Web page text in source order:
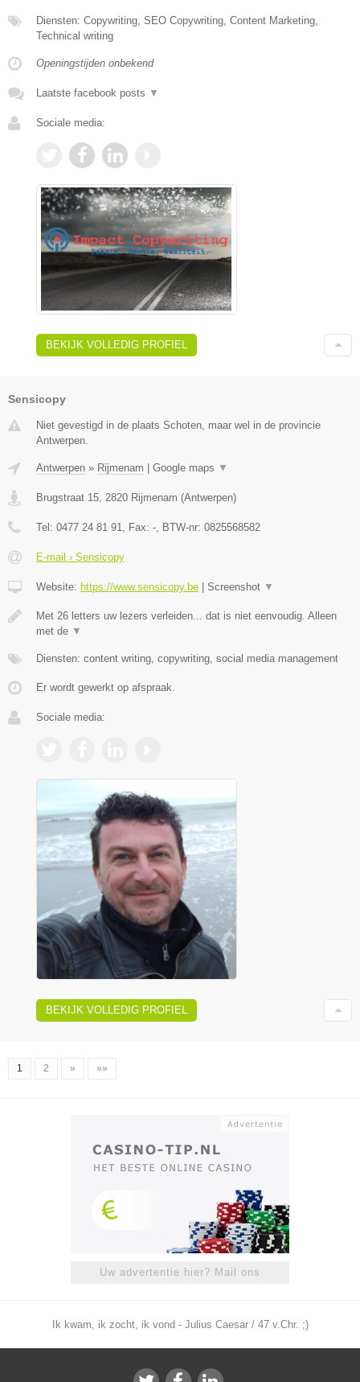
Diensten: Copywriting, SEO Copywriting, Content Marketing,
Technical writing
Openingstijden onbekend
Laatste facebook posts ▼
Sociale media:
BEKIJK VOLLEDIG PROFIEL
Sensicopy
Niet gevestigd in de plaats Schoten, maar wel in de provincie
Antwerpen.
Antwerpen » Rijmenam | Google maps ▼
Brugstraat 15 2820 Rijmenam (Antwerpen)
Tel: 0477 24 81 91 , Fax: - , BTW-nr: 0825568582
E-mail › Sensicopy
Website: https://www.sensicopy.be | Screenshot ▼
Met 26 letters uw lezers verleiden... dat is niet eenvoudig. Alleen
met de ▼
Diensten: content writing, copywriting, social media management
Er wordt gewerkt op afspraak.
Sociale media:
BEKIJK VOLLEDIG PROFIEL
1 2 » »»
Uw advertentie hier? Mail ons
Ik kwam, ik zocht, ik vond - Julius Caesar / 47 v.Chr. ;)